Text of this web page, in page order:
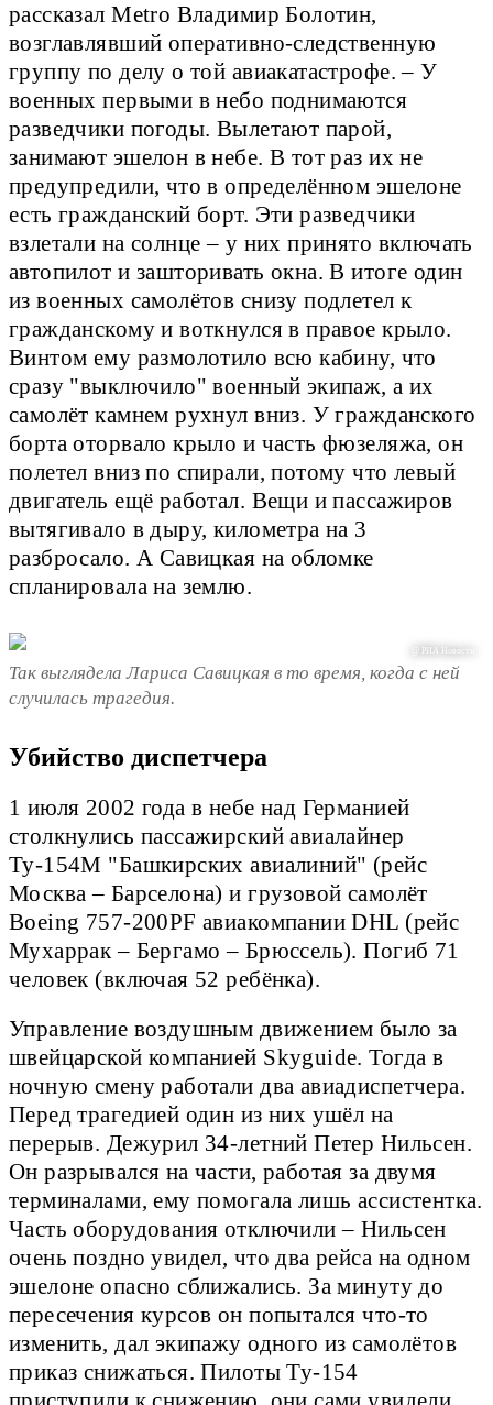
рассказал Metro Владимир Болотин,
возглавлявший оперативно-следственную
группу по делу о той авиакатастрофе. – У
военных первыми в небо поднимаются
разведчики погоды. Вылетают парой,
занимают эшелон в небе. В тот раз их не
предупредили, что в определённом эшелоне
есть гражданский борт. Эти разведчики
взлетали на солнце – у них принято включать
автопилот и зашторивать окна. В итоге один
из военных самолётов снизу подлетел к
гражданскому и воткнулся в правое крыло.
Винтом ему размолотило всю кабину, что
сразу "выключило" военный экипаж, а их
самолёт камнем рухнул вниз. У гражданского
борта оторвало крыло и часть фюзеляжа, он
полетел вниз по спирали, потому что левый
двигатель ещё работал. Вещи и пассажиров
вытягивало в дыру, километра на 3
разбросало. А Савицкая на обломке
спланировала на землю.
@ РИА Новости
Так выглядела Лариса Савицкая в то время, когда с ней
случилась трагедия.
Убийство диспетчера
1 июля 2002 года в небе над Германией
столкнулись пассажирский авиалайнер
Ту-154М "Башкирских авиалиний" (рейс
Москва – Барселона) и грузовой самолёт
Boeing 757-200PF авиакомпании DHL (рейс
Мухаррак – Бергамо – Брюссель). Погиб 71
человек (включая 52 ребёнка).
Управление воздушным движением было за
швейцарской компанией Skyguide. Тогда в
ночную смену работали два авиадиспетчера.
Перед трагедией один из них ушёл на
перерыв. Дежурил 34-летний Петер Нильсен.
Он разрывался на части, работая за двумя
терминалами, ему помогала лишь ассистентка.
Часть оборудования отключили – Нильсен
очень поздно увидел, что два рейса на одном
эшелоне опасно сближались. За минуту до
пересечения курсов он попытался что-то
изменить, дал экипажу одного из самолётов
приказ снижаться. Пилоты Ту-154